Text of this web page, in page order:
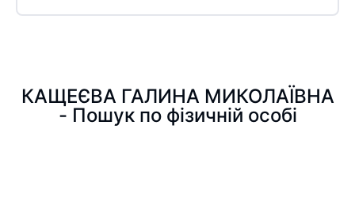
КАЩЕЄВА ГАЛИНА МИКОЛАЇВНА
- Пошук по фізичній особі